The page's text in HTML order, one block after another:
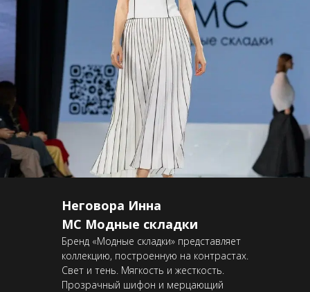
Неговора Инна
МС Модные складки
Бренд «Модные складки» представляет
коллекцию, построенную на контрастах.
Свет и тень. Мягкость и жесткость.
Прозрачный шифон и мерцающий